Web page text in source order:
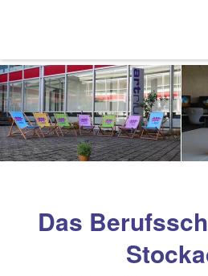
Inhalt
Das